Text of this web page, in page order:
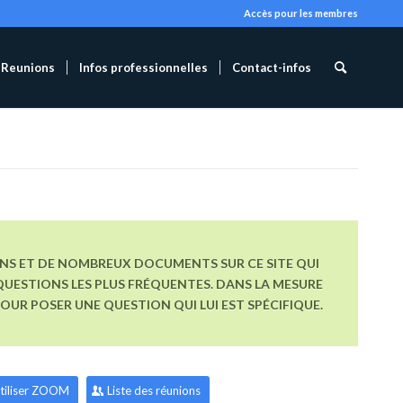
Accès pour les membres
Reunions Infos professionnelles Contact-infos
ET DE NOMBREUX DOCUMENTS SUR CE SITE QUI
LES PLUS FRÉQUENTES. DANS LA MESURE
POSER UNE QUESTION QUI LUI EST SPÉCIFIQUE.
ZOOM Liste des réunions